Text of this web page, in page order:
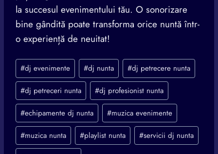
la succesul evenimentului tău. O sonorizare
bine gândită poate transforma orice nuntă într-
o experiență de neuitat!
Post
Tags:
#dj evenimente #dj nunta #dj petrecere nunta
#dj petreceri nunta #dj profesionist nunta
#echipamente dj nunta #muzica evenimente
#muzica nunta #playlist nunta #servicii dj nunta